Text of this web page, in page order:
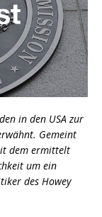
in den USA zur
Gemeint
dem ermittelt
um ein
des Howey